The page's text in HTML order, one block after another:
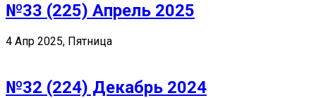
№33 (225) Апрель 2025
4 Апр 2025, Пятница
№32 (224) Декабрь 2024